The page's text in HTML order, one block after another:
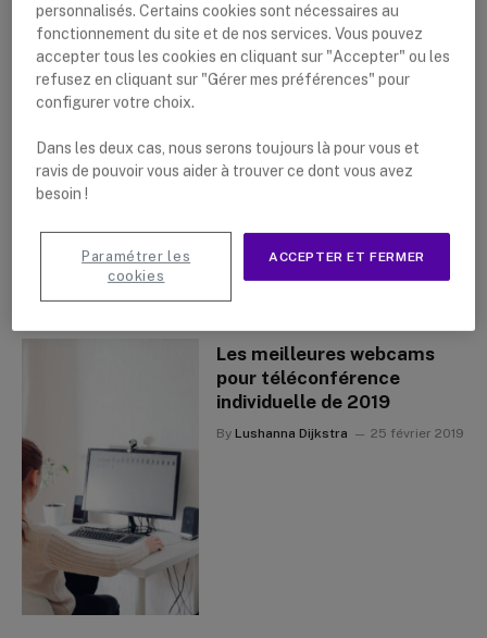
Barco ClickShare – Qu’est-
ce que c’est ?
By Lushanna Dijkstra 5 mars 2019
Les meilleures webcams
pour téléconférence
individuelle de 2019
By Lushanna Dijkstra 25 février 2019
personnalisés. Certains cookies sont nécessaires au
fonctionnement du site et de nos services. Vous pouvez
accepter tous les cookies en cliquant sur "Accepter" ou les
refusez en cliquant sur "Gérer mes préférences" pour
configurer votre choix.
Dans les deux cas, nous serons toujours là pour vous et
ravis de pouvoir vous aider à trouver ce dont vous avez
besoin !
ACCEPTER ET FERMER
Paramétrer les
cookies